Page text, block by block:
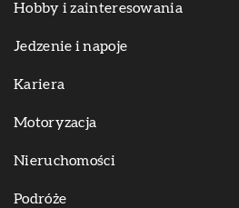
Hobby i zainteresowania
Jedzenie i napoje
Kariera
Motoryzacja
Nieruchomości
Podróże